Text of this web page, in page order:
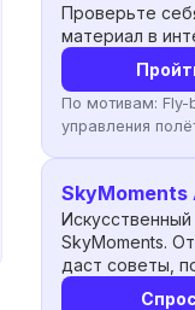
Проверьте
материал в
По мотивам: Fly-
управления
SkyMoments
SkyMoments.
даст советы,